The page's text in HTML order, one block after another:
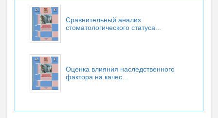
Сравнительный анализ
стоматологического статуса...
Оценка влияния наследственного
фактора на качес...